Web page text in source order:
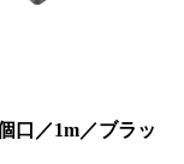
口／1m／ブラッ